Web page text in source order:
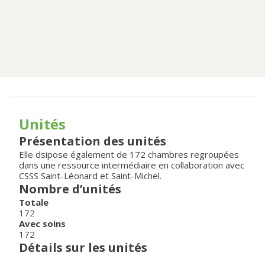
Unités
Présentation des unités
Elle dsipose également de 172 chambres regroupées
dans une ressource intermédiaire en collaboration avec
CSSS Saint-Léonard et Saint-Michel.
Nombre d’unités
Totale
172
Avec soins
172
Détails sur les unités